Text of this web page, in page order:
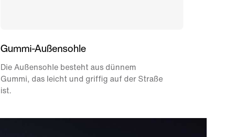
Gummi-Außensohle
Die Außensohle besteht aus dünnem
Gummi, das leicht und griffig auf der Straße
ist.